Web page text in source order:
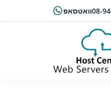
08-וואטסאפ